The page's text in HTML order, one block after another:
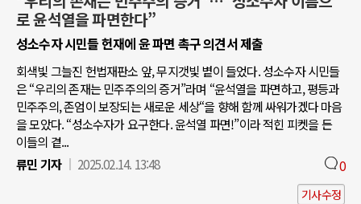
로 윤석열을 파면한다”
성소수자 시민들 헌재에 윤 파면 촉구 의견서 제출
회색빛 그늘진 헌법재판소 앞, 무지갯빛 볕이 들었다. 성소수자 시민들
은 “우리의 존재는 민주주의의 증거”라며 “윤석열을 파면하고, 평등과
민주주의, 존엄이 보장되는 새로운 세상“을 향해 함께 싸워가겠다 마음
을 모았다. “성소수자가 요구한다. 윤석열 파면!”이라 적힌 피켓을 든
이들의 곁...
류민 기자
2025.02.14. 13:48 0
기사수정